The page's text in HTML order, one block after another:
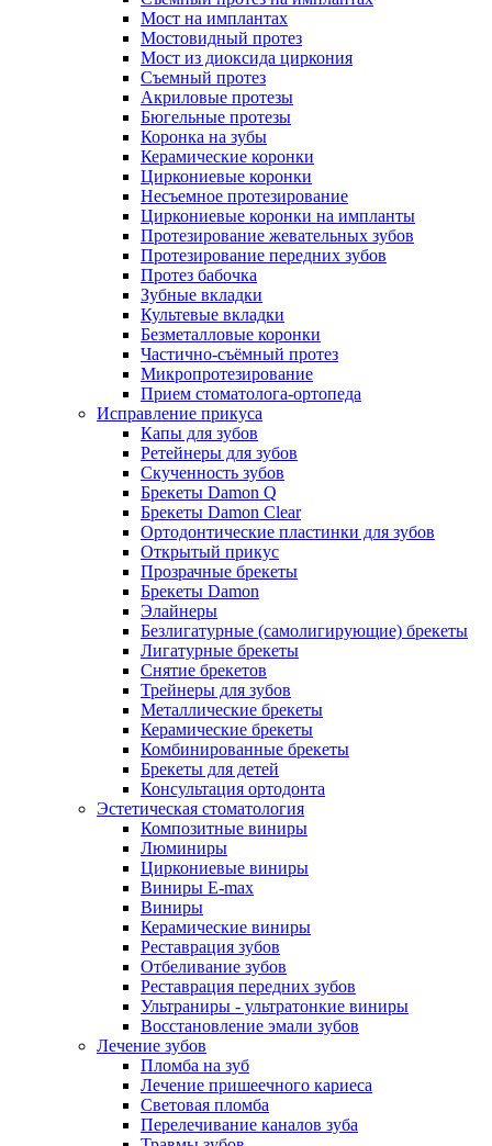
Мост на имплантах
Мостовидный протез
Мост из диоксида циркония
Съемный протез
Акриловые протезы
Бюгельные протезы
Коронка на зубы
Керамические коронки
Циркониевые коронки
Несъемное протезирование
Циркониевые коронки на импланты
Протезирование жевательных зубов
Протезирование передних зубов
Протез бабочка
Зубные вкладки
Культевые вкладки
Безметалловые коронки
Частично-съёмный протез
Микропротезирование
Прием стоматолога-ортопеда
Исправление прикуса
Капы для зубов
Ретейнеры для зубов
Скученность зубов
Брекеты Damon Q
Брекеты Damon Clear
Ортодонтические пластинки для зубов
Открытый прикус
Прозрачные брекеты
Брекеты Damon
Элайнеры
Безлигатурные (самолигирующие) брекеты
Лигатурные брекеты
Снятие брекетов
Трейнеры для зубов
Металлические брекеты
Керамические брекеты
Комбинированные брекеты
Брекеты для детей
Консультация ортодонта
Эстетическая стоматология
Композитные виниры
Люминиры
Циркониевые виниры
Виниры E-max
Виниры
Керамические виниры
Реставрация зубов
Отбеливание зубов
Реставрация передних зубов
Ультраниры - ультратонкие виниры
Восстановление эмали зубов
Лечение зубов
Пломба на зуб
Лечение пришеечного кариеса
Световая пломба
Перелечивание каналов зуба